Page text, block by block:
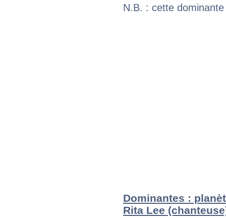
N.B. : cette
Dominantes :
Rita Lee